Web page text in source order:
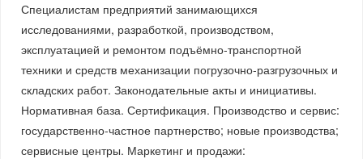
Специалистам предприятий занимающихся
исследованиями, разработкой, производством,
эксплуатацией и ремонтом подъёмно-транспортной
техники и средств механизации погрузочно-разгрузочных и
складских работ. Законодательные акты и инициативы.
Нормативная база. Сертификация. Производство и сервис:
государственно-частное партнерство; новые производства;
сервисные центры. Маркетинг и продажи: